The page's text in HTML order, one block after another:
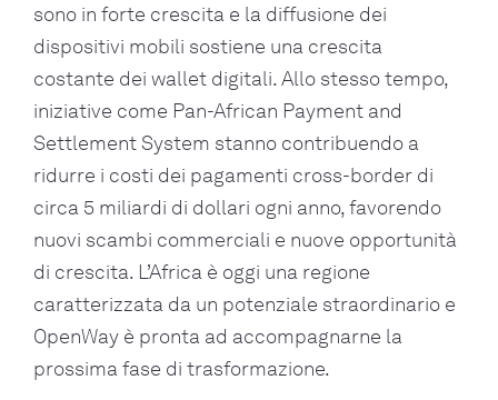
sono in forte crescita e la diffusione dei
dispositivi mobili sostiene una crescita
costante dei wallet digitali. Allo stesso tempo,
iniziative come Pan-African Payment and
Settlement System stanno contribuendo a
ridurre i costi dei pagamenti cross-border di
circa 5 miliardi di dollari ogni anno, favorendo
nuovi scambi commerciali e nuove opportunità
di crescita. L’Africa è oggi una regione
caratterizzata da un potenziale straordinario e
OpenWay è pronta ad accompagnarne la
prossima fase di trasformazione.